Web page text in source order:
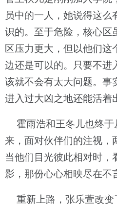
员中的一人，她说得这
识的。至于危险，核心区
区压力更大，但以他们这
边还是可以的。只要不进
该就不会有太大问题。事
进入过大凶之地还能活着
霍雨浩和王冬儿也终于
来，面对伙伴们的注视，
当他们目光彼此相对时，
影，那份心心相映尽在不
重新上路，张乐萱改变